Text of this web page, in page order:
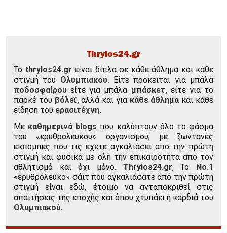
Thrylos24.gr
To thrylos24.gr είναι δίπλα σε κάθε άθλημα και κάθε
στιγμή του Ολυμπιακού. Είτε πρόκειται για μπάλα
ποδοσφαίρου είτε για μπάλα μπάσκετ,είτε για το
παρκέ του βόλεϊ,αλλά και για κάθε άθλημα και κάθε
είδηση του ερασιτέχνη.
Με καθημερινά blogs που καλύπτουν όλο το φάσμα
του «ερυθρόλευκου» οργανισμού, με ζωντανές
εκπομπές που τις έχετε αγκαλιάσει από την πρώτη
στιγμή και φυσικά με όλη την επικαιρότητα από τον
αθλητισμό και όχι μόνο. Thrylos24.gr, Το Νο.1
«ερυθρόλευκο» σάιτ που αγκαλιάσατε από την πρώτη
στιγμή είναι εδώ, έτοιμο να ανταποκριθεί στις
απαιτήσεις της εποχής και όπου χτυπάει η καρδιά του
Ολυμπιακού.